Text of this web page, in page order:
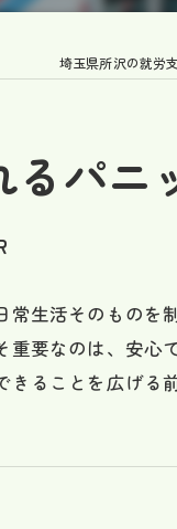
埼玉県所沢の就労
るパニ
生活そのもの
要なのは、安
ることを広げ